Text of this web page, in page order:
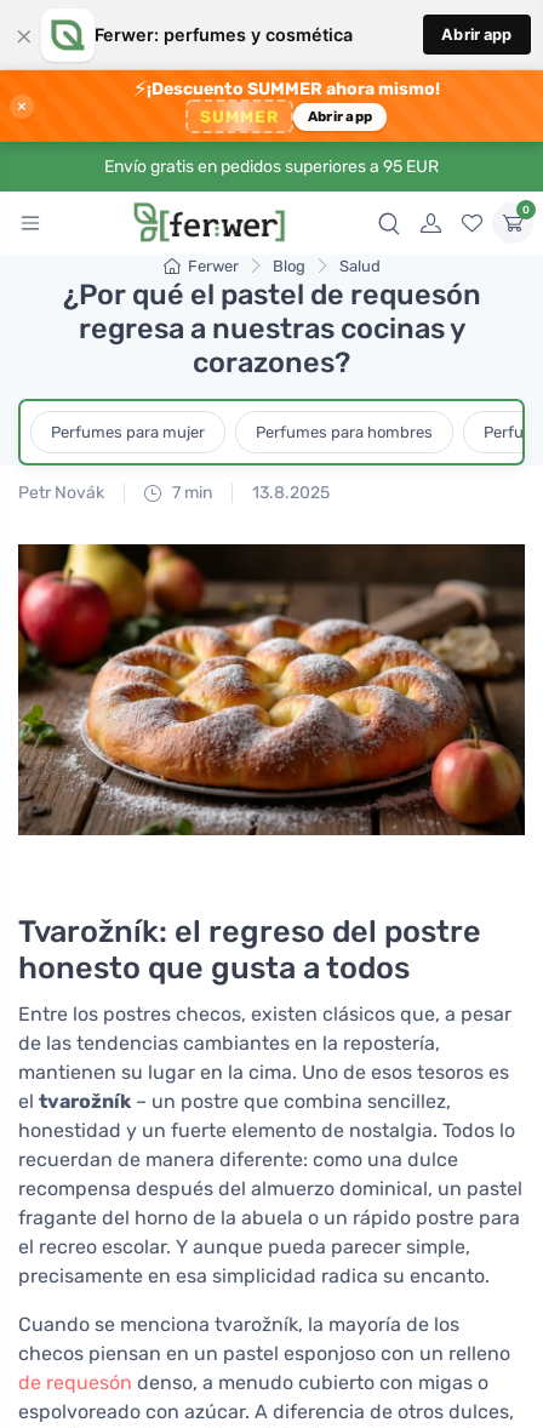
× Ferwer: perfumes y cosmética Abrir app
×
⚡¡Descuento SUMMER ahora mismo!
SUMMER Abrir app
Envío gratis en pedidos superiores a 95 EUR
0
Ferwer Blog Salud
¿Por qué el pastel de requesón
regresa a nuestras cocinas y
corazones?
Perfumes para mujer Perfumes para hombres
Petr Novák 7 min 13.8.2025
Tvarožník: el regreso del postre
honesto que gusta a todos
Entre los postres checos, existen clásicos que, a pesar
de las tendencias cambiantes en la repostería,
mantienen su lugar en la cima. Uno de esos tesoros es
el tvarožník – un postre que combina sencillez,
honestidad y un fuerte elemento de nostalgia. Todos lo
recuerdan de manera diferente: como una dulce
recompensa después del almuerzo dominical, un pastel
fragante del horno de la abuela o un rápido postre para
el recreo escolar. Y aunque pueda parecer simple,
precisamente en esa simplicidad radica su encanto.
Cuando se menciona tvarožník, la mayoría de los
checos piensan en un pastel esponjoso con un relleno
de requesón denso, a menudo cubierto con migas o
espolvoreado con azúcar. A diferencia de otros dulces,